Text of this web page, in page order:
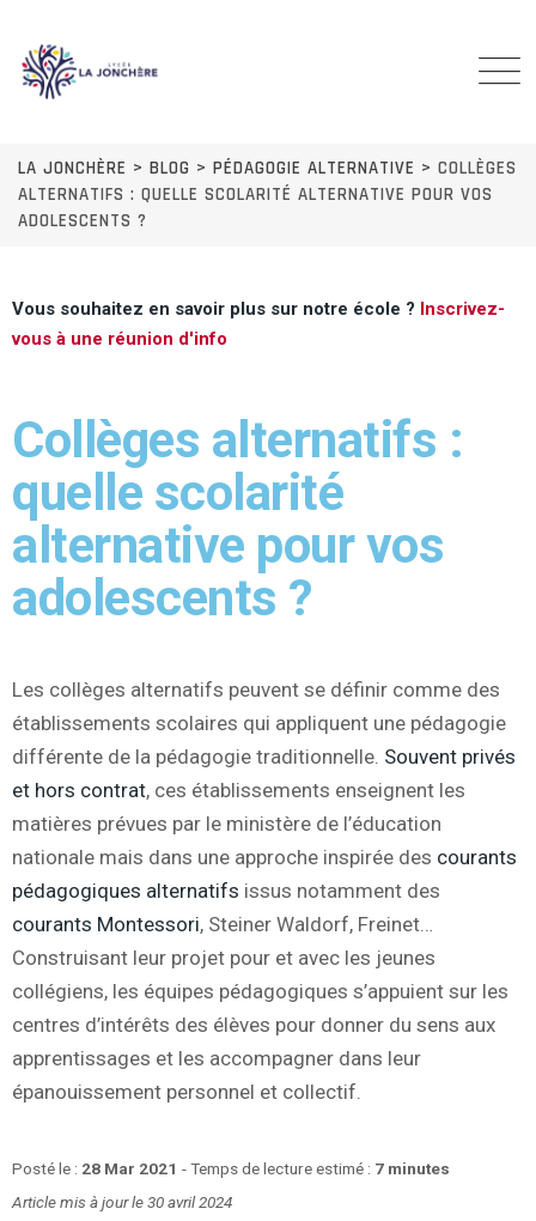
LA JONCHÈRE > BLOG > PÉDAGOGIE ALTERNATIVE > COLLÈGES
ALTERNATIFS : QUELLE SCOLARITÉ ALTERNATIVE POUR VOS
ADOLESCENTS ?
Vous souhaitez en savoir plus sur notre école ? Inscrivez-
vous à une réunion d'info
Collèges alternatifs :
quelle scolarité
alternative pour vos
adolescents ?
Les collèges alternatifs peuvent se définir comme des
établissements scolaires qui appliquent une pédagogie
différente de la pédagogie traditionnelle. Souvent privés
et hors contrat, ces établissements enseignent les
matières prévues par le ministère de l’éducation
nationale mais dans une approche inspirée des courants
pédagogiques alternatifs issus notamment des
courants Montessori, Steiner Waldorf, Freinet…
Construisant leur projet pour et avec les jeunes
collégiens, les équipes pédagogiques s’appuient sur les
centres d’intérêts des élèves pour donner du sens aux
apprentissages et les accompagner dans leur
épanouissement personnel et collectif.
Posté le : 28 Mar 2021 - Temps de lecture estimé : 7 minutes
Article mis à jour le 30 avril 2024